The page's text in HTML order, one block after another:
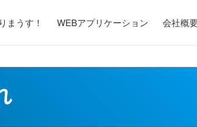
まうす！ WEBアプリケーション 会社概